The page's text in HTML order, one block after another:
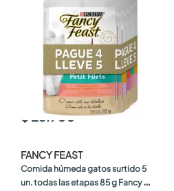
$ 23.900
FANCY FEAST
Comida húmeda gatos surtido 5
un. todas las etapas 85 g Fancy